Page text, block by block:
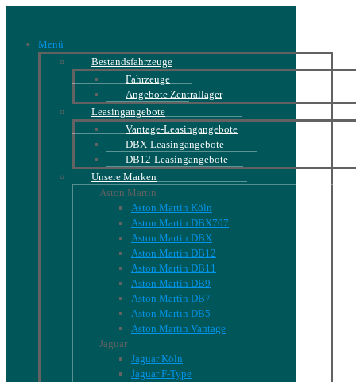
Menü
Bestandsfahrzeuge
Fahrzeuge
Angebote Zentrallager
Leasingangebote
Vantage-Leasingangebote
DBX-Leasingangebote
DB12-Leasingangebote
Unsere Marken
Aston Martin
Aston Martin Köln
Aston Martin DBX707
Aston Martin DBX
Aston Martin DB12
Aston Martin DB11
Aston Martin DB9
Aston Martin DB7
Aston Martin DB5
Aston Martin Vantage
Jaguar
Jaguar Köln
Jaguar F-Type